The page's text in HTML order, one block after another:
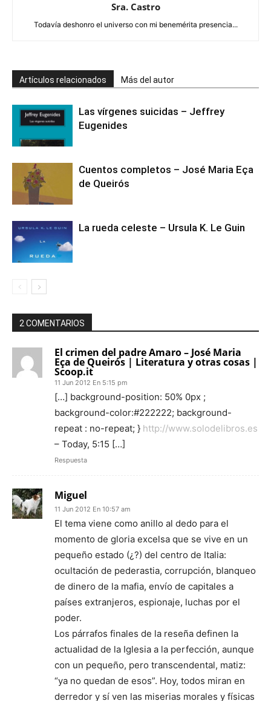
Sra. Castro
Todavía deshonro el universo con mi benemérita presencia...
Artículos relacionados Más del autor
Las vírgenes suicidas – Jeffrey
Eugenides
Cuentos completos – José Maria Eça
de Queirós
La rueda celeste – Ursula K. Le Guin
2 COMENTARIOS
El crimen del padre Amaro – José Maria
Eça de Queirós | Literatura y otras cosas |
Scoop.it
11 Jun 2012 En 5:15 pm
[…] background-position: 50% 0px ;
background-color:#222222; background-
repeat : no-repeat; } http://www.solodelibros.es
– Today, 5:15 […]
Respuesta
Miguel
11 Jun 2012 En 10:57 am
El tema viene como anillo al dedo para el
momento de gloria excelsa que se vive en un
pequeño estado (¿?) del centro de Italia:
ocultación de pederastia, corrupción, blanqueo
de dinero de la mafia, envío de capitales a
países extranjeros, espionaje, luchas por el
poder.
Los párrafos finales de la reseña definen la
actualidad de la Iglesia a la perfección, aunque
con un pequeño, pero transcendental, matiz:
“ya no quedan de esos”. Hoy, todos miran en
derredor y sí ven las miserias morales y físicas